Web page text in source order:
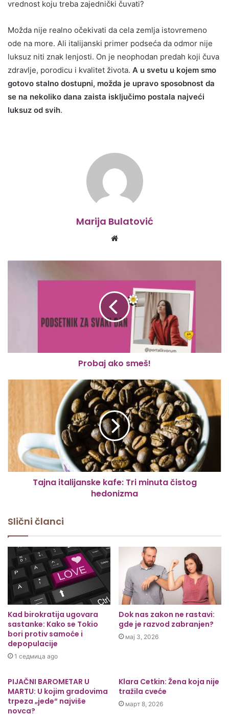
vrednost koju treba zajednički čuvati?
Možda nije realno očekivati da cela zemlja istovremeno
ode na more. Ali italijanski primer podseća da odmor nije
luksuz niti znak lenjosti. On je neophodan predah koji čuva
zdravlje, porodicu i kvalitet života. A u svetu u kojem smo
gotovo stalno dostupni, možda je upravo sposobnost da
se na nekoliko dana zaista isključimo postala najveći
luksuz od svih.
Marija Bulatović
Website
Probaj ako smeš!
Tajna italijanske kafe: Tri minuta čistog
hedonizma
Slični članci
Kad birokratija ugovara
sastanke: Kako se Tokio
bori protiv samoće i
depopulacije
1 седмица ago
Dok nas zakon ne rastavi:
gde je razvod zabranjen?
мај 3, 2026
PIJAČNI BAROMETAR U
MARTU: U kojim gradovima
trpeza „jede“ najviše
novca?
Klara Cetkin: Žena koja nije
tražila cveće
март 8, 2026